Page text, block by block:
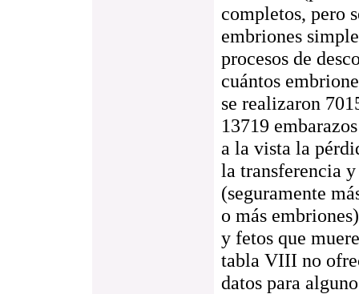
completos, pero
embriones
procesos de
cuántos
se realizaron
13719
a la vista la
la transferencia
(seguramente
o más
y fetos que
tabla VIII no
datos para